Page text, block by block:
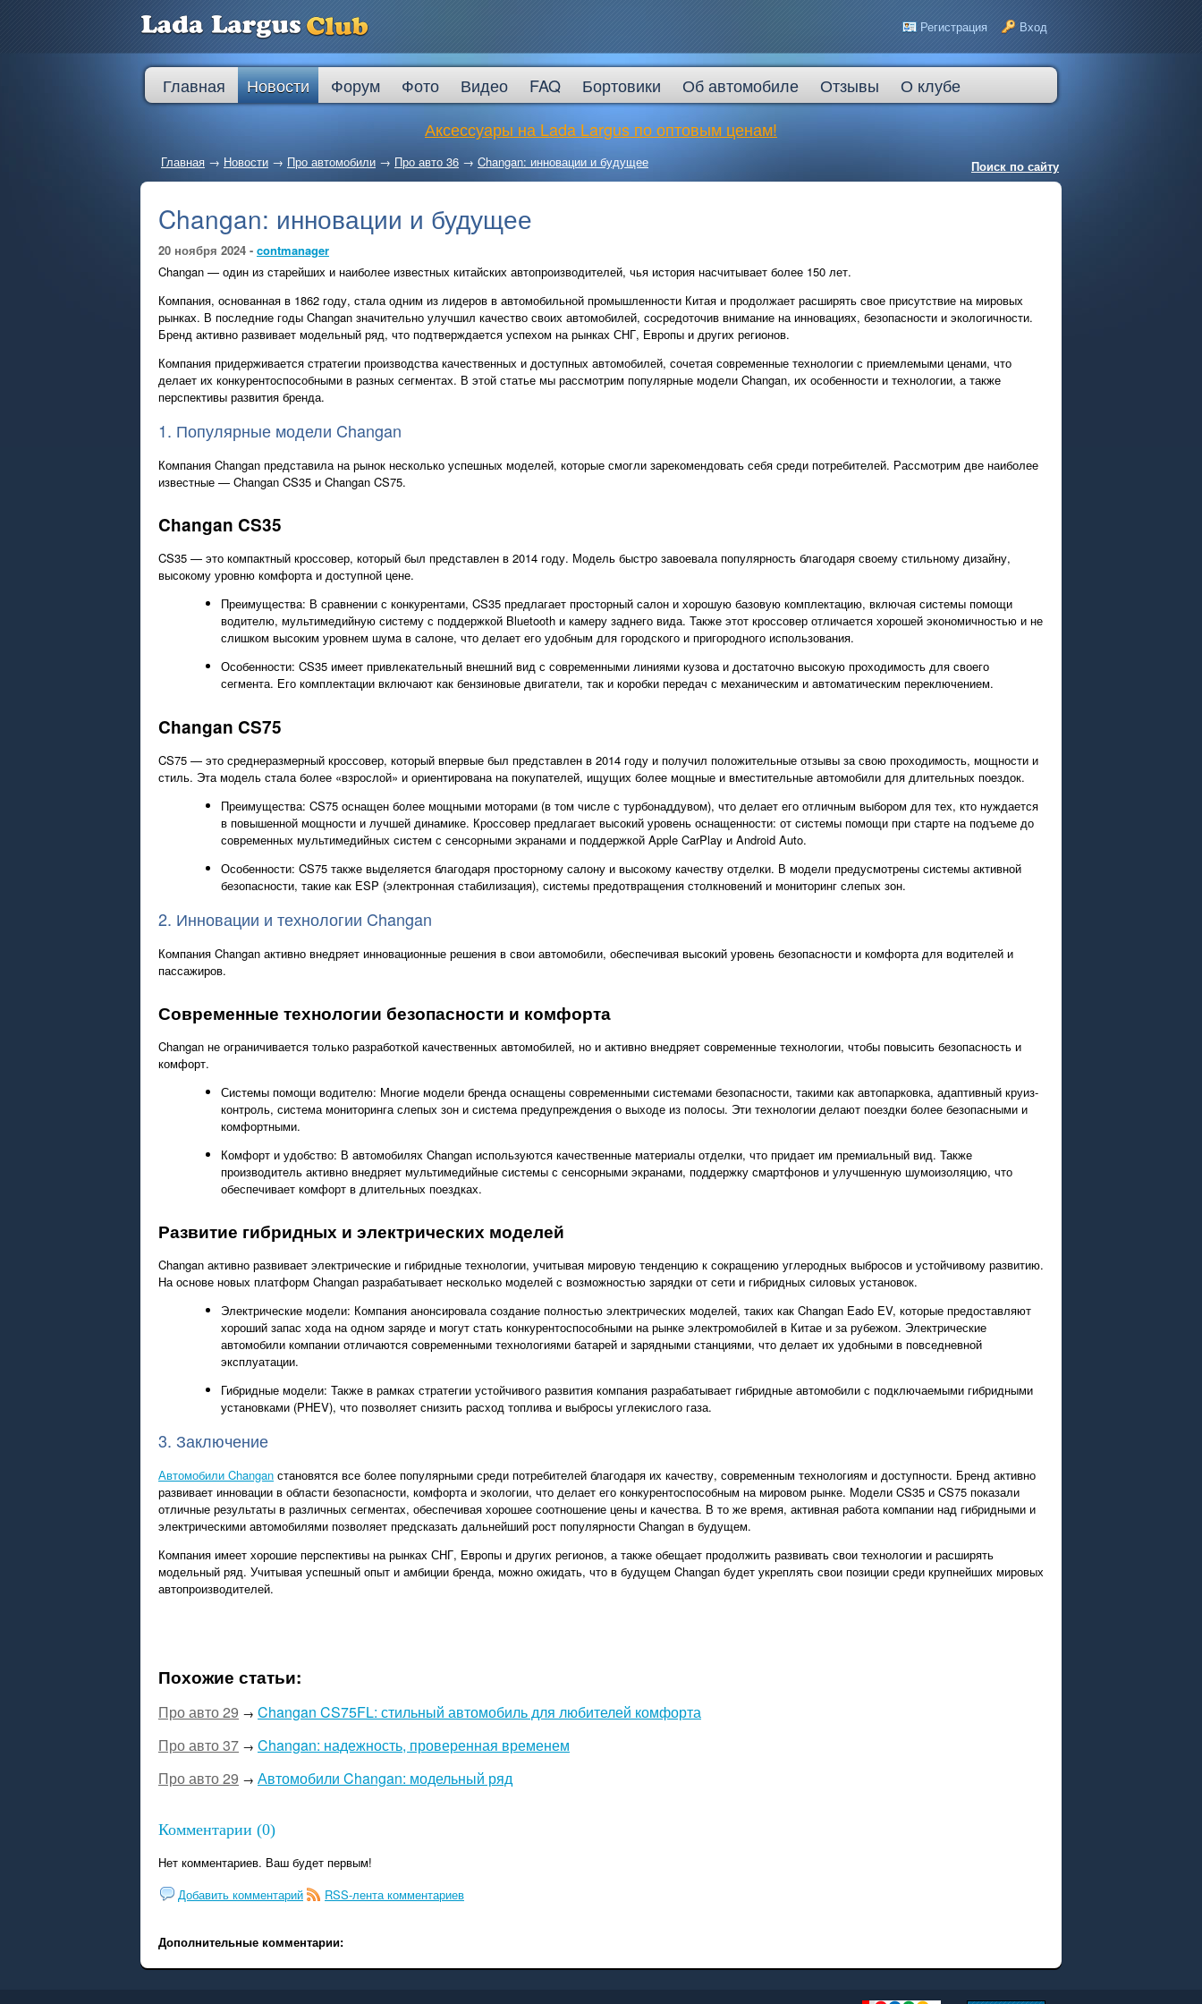
Регистрация Вход
Главная Новости Форум Фото Видео FAQ Бортовики Об автомобиле Отзывы
О клубе
Аксессуары на Lada Largus по оптовым ценам!
Главная → Новости → Про автомобили → Про авто 36 → Changan: инновации и будущее Поиск по сайту
Changan: инновации и будущее
20 ноября 2024 - contmanager
Changan — один из старейших и наиболее известных китайских автопроизводителей, чья история насчитывает более 150 лет.
Компания, основанная в 1862 году, стала одним из лидеров в автомобильной промышленности Китая и продолжает расширять свое присутствие на мировых
рынках. В последние годы Changan значительно улучшил качество своих автомобилей, сосредоточив внимание на инновациях, безопасности и экологичности.
Бренд активно развивает модельный ряд, что подтверждается успехом на рынках СНГ, Европы и других регионов.
Компания придерживается стратегии производства качественных и доступных автомобилей, сочетая современные технологии с приемлемыми ценами, что
делает их конкурентоспособными в разных сегментах. В этой статье мы рассмотрим популярные модели Changan, их особенности и технологии, а также
перспективы развития бренда.
1. Популярные модели Changan
Компания Changan представила на рынок несколько успешных моделей, которые смогли зарекомендовать себя среди потребителей. Рассмотрим две наиболее
известные — Changan CS35 и Changan CS75.
Changan CS35
CS35 — это компактный кроссовер, который был представлен в 2014 году. Модель быстро завоевала популярность благодаря своему стильному дизайну,
высокому уровню комфорта и доступной цене.
Преимущества: В сравнении с конкурентами, CS35 предлагает просторный салон и хорошую базовую комплектацию, включая системы помощи
водителю, мультимедийную систему с поддержкой Bluetooth и камеру заднего вида. Также этот кроссовер отличается хорошей экономичностью и не
слишком высоким уровнем шума в салоне, что делает его удобным для городского и пригородного использования.
Особенности: CS35 имеет привлекательный внешний вид с современными линиями кузова и достаточно высокую проходимость для своего
сегмента. Его комплектации включают как бензиновые двигатели, так и коробки передач с механическим и автоматическим переключением.
Changan CS75
CS75 — это среднеразмерный кроссовер, который впервые был представлен в 2014 году и получил положительные отзывы за свою проходимость, мощности и
стиль. Эта модель стала более «взрослой» и ориентирована на покупателей, ищущих более мощные и вместительные автомобили для длительных поездок.
Преимущества: CS75 оснащен более мощными моторами (в том числе с турбонаддувом), что делает его отличным выбором для тех, кто нуждается
в повышенной мощности и лучшей динамике. Кроссовер предлагает высокий уровень оснащенности: от системы помощи при старте на подъеме до
современных мультимедийных систем с сенсорными экранами и поддержкой Apple CarPlay и Android Auto.
Особенности: CS75 также выделяется благодаря просторному салону и высокому качеству отделки. В модели предусмотрены системы активной
безопасности, такие как ESP (электронная стабилизация), системы предотвращения столкновений и мониторинг слепых зон.
2. Инновации и технологии Changan
Компания Changan активно внедряет инновационные решения в свои автомобили, обеспечивая высокий уровень безопасности и комфорта для водителей и
пассажиров.
Современные технологии безопасности и комфорта
Changan не ограничивается только разработкой качественных автомобилей, но и активно внедряет современные технологии, чтобы повысить безопасность и
комфорт.
Системы помощи водителю: Многие модели бренда оснащены современными системами безопасности, такими как автопарковка, адаптивный круиз-
контроль, система мониторинга слепых зон и система предупреждения о выходе из полосы. Эти технологии делают поездки более безопасными и
комфортными.
Комфорт и удобство: В автомобилях Changan используются качественные материалы отделки, что придает им премиальный вид. Также
производитель активно внедряет мультимедийные системы с сенсорными экранами, поддержку смартфонов и улучшенную шумоизоляцию, что
обеспечивает комфорт в длительных поездках.
Развитие гибридных и электрических моделей
Changan активно развивает электрические и гибридные технологии, учитывая мировую тенденцию к сокращению углеродных выбросов и устойчивому развитию.
На основе новых платформ Changan разрабатывает несколько моделей с возможностью зарядки от сети и гибридных силовых установок.
Электрические модели: Компания анонсировала создание полностью электрических моделей, таких как Changan Eado EV, которые предоставляют
хороший запас хода на одном заряде и могут стать конкурентоспособными на рынке электромобилей в Китае и за рубежом. Электрические
автомобили компании отличаются современными технологиями батарей и зарядными станциями, что делает их удобными в повседневной
эксплуатации.
Гибридные модели: Также в рамках стратегии устойчивого развития компания разрабатывает гибридные автомобили с подключаемыми гибридными
установками (PHEV), что позволяет снизить расход топлива и выбросы углекислого газа.
3. Заключение
Автомобили Changan становятся все более популярными среди потребителей благодаря их качеству, современным технологиям и доступности. Бренд активно
развивает инновации в области безопасности, комфорта и экологии, что делает его конкурентоспособным на мировом рынке. Модели CS35 и CS75 показали
отличные результаты в различных сегментах, обеспечивая хорошее соотношение цены и качества. В то же время, активная работа компании над гибридными и
электрическими автомобилями позволяет предсказать дальнейший рост популярности Changan в будущем.
Компания имеет хорошие перспективы на рынках СНГ, Европы и других регионов, а также обещает продолжить развивать свои технологии и расширять
модельный ряд. Учитывая успешный опыт и амбиции бренда, можно ожидать, что в будущем Changan будет укреплять свои позиции среди крупнейших мировых
автопроизводителей.
Похожие статьи:
Про авто 29 → Changan CS75FL: стильный автомобиль для любителей комфорта
Про авто 37 → Changan: надежность, проверенная временем
Про авто 29 → Автомобили Changan: модельный ряд
Комментарии (0)
Нет комментариев. Ваш будет первым!
Добавить комментарий
RSS-лента комментариев
Дополнительные комментарии: